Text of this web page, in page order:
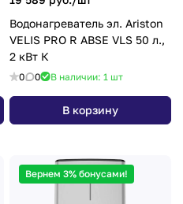
Водонагреватель эл. Ariston
VELIS PRO R ABSE VLS 50 л.,
2 кВт К
0 0 В наличии: 1 шт
В корзину
Вернем 3% бонусами!